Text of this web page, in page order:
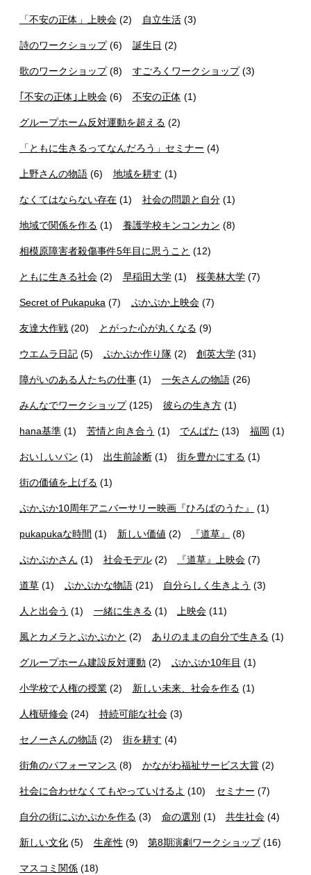
「不安の正体」上映会 (2) 自立生活(3)
詩のワークショップ(6) 誕生日 (2)
歌のワークショップ(8) すごろくワークショップ(3)
｢不安の正体｣上映会 (6) 不安の正体 (1)
グループホーム反対運動を超える (2)
「ともに生きるってなんだろう」セミナー (4)
上野さんの物語 (6) 地域を耕す (1)
なくてはならない存在 (1) 社会の問題と自分(1)
地域で関係を作る (1) 養護学校キンコンカン (8)
相模原障害者殺傷事件5年目に思うこと (12)
ともに生きる社会 (2) 早稲田大学(1) 桜美林大学 (7)
Secret of Pukapuka (7) ぷかぷか上映会(7)
友達大作戦 (20) とがった心が丸くなる (9)
ウエムラ日記 (5) ぷかぷか作り隊(2) 創英大学 (31)
障がいのある人たちの仕事 (1) 一矢さんの物語(26)
みんなでワークショップ(125) 彼らの生き方(1)
hana基準 (1) 苦情と向き合う (1) でんぱた (13) 福岡 (1)
おいしいパン (1) 出生前診断(1) 街を豊かにする (1)
街の価値を上げる (1)
ぷかぷか10周年アニバーサリー映画『ひろばのうた』 (1)
pukapukaな時間 (1) 新しい価値 (2) 『道草』 (8)
ぷかぷかさん (1) 社会モデル(2) 『道草』上映会 (7)
道草 (1) ぷかぷかな物語(21) 自分らしく生きよう (3)
人と出会う (1) 一緒に生きる (1) 上映会 (11)
風とカメラとぷかぷかと (2) ありのままの自分で生きる (1)
グループホーム建設反対運動 (2) ぷかぷか10年目 (1)
小学校で人権の授業 (2) 新しい未来、社会を作る (1)
人権研修会 (24) 持続可能な社会(3)
セノーさんの物語 (2) 街を耕す (4)
街角のパフォーマンス (8) かながわ福祉サービス大賞(2)
社会に合わせなくてもやっていけるよ (10) セミナー (7)
自分の街にぷかぷかを作る (3) 命の選別 (1) 共生社会 (4)
新しい文化 (5) 生産性 (9) 第8期演劇ワークショップ(16)
マスコミ関係 (18)